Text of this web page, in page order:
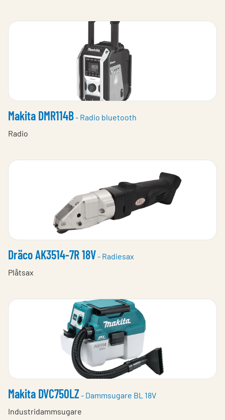
Makita DMR114B- Radio bluetooth
Radio
Dräco AK3514-7R 18V- Radiesax
Plåtsax
Makita DVC750LZ - Dammsugare BL 18V
Industridammsugare